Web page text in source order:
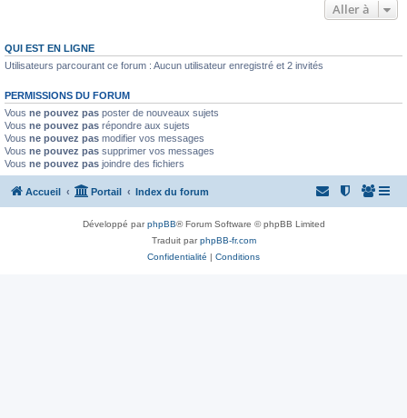
Aller à
QUI EST EN LIGNE
Utilisateurs parcourant ce forum : Aucun utilisateur enregistré et 2 invités
PERMISSIONS DU FORUM
Vous ne pouvez pas poster de nouveaux sujets
Vous ne pouvez pas répondre aux sujets
Vous ne pouvez pas modifier vos messages
Vous ne pouvez pas supprimer vos messages
Vous ne pouvez pas joindre des fichiers
Accueil Portail Index du forum
Développé parphpBB® Forum Software © phpBB Limited
Traduit parphpBB-fr.com
Confidentialité | Conditions